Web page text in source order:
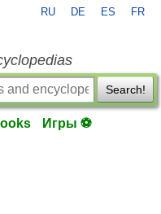
RU DE ES FR
Search!
Игры ⚽